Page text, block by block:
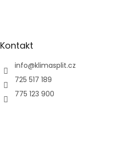
Kontakt
info@klimasplit.cz
725 517 189
775 123 900